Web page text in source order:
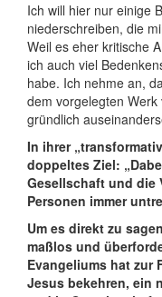
Ich will hier nur einige
niederschreiben, die
Weil es eher kritische
ich auch viel
habe. Ich nehme an,
dem vorgelegten
gründlich
In ihrer
doppeltes Ziel:
Gesellschaft und die
Personen immer
Um es direkt zu
maßlos und
Evangeliums hat zur
Jesus bekehren, ein